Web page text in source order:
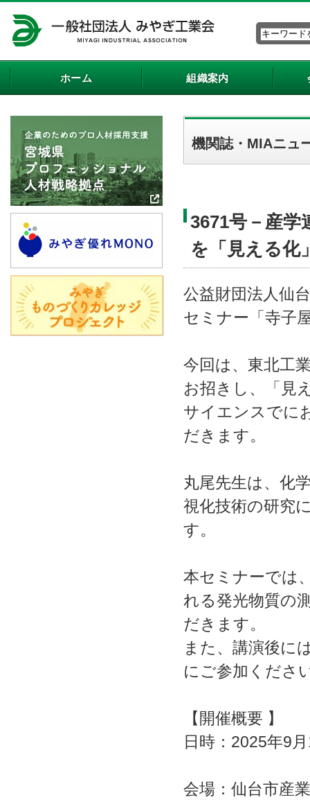
ホーム 組織案内
機関誌・MIAニュ
3671号－産学
を「見える化
公益財団法人仙
セミナー「寺子
今回は、東北工
お招きし、「見
サイエンスでに
だきます。
丸尾先生は、化
視化技術の研究
す。
本セミナーでは
れる発光物質の
だきます。
また、講演後に
にご参加くださ
【開催概要 】
日時：2025年9
会場：仙台市産